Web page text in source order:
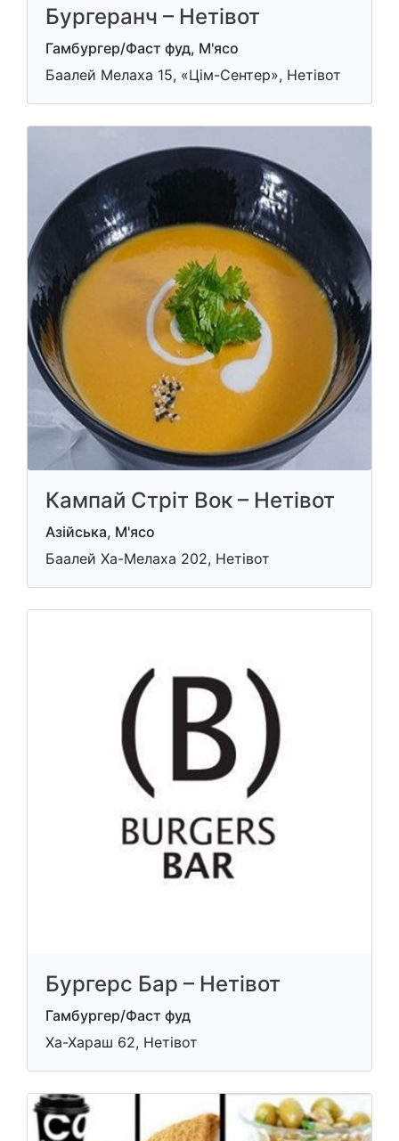
Бургеранч – Нетівот
Гамбургер/Фаст фуд, М'ясо
Баалей Мелаха 15, «Цім-Сентер», Нетівот
Кампай Стріт Вок – Нетівот
Азійська, М'ясо
Баалей Ха-Мелаха 202, Нетівот
Бургерс Бар – Нетівот
Гамбургер/Фаст фуд
Ха-Хараш 62, Нетівот